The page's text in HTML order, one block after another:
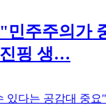
민주주의가
핑 생…
있다는 공감대 중